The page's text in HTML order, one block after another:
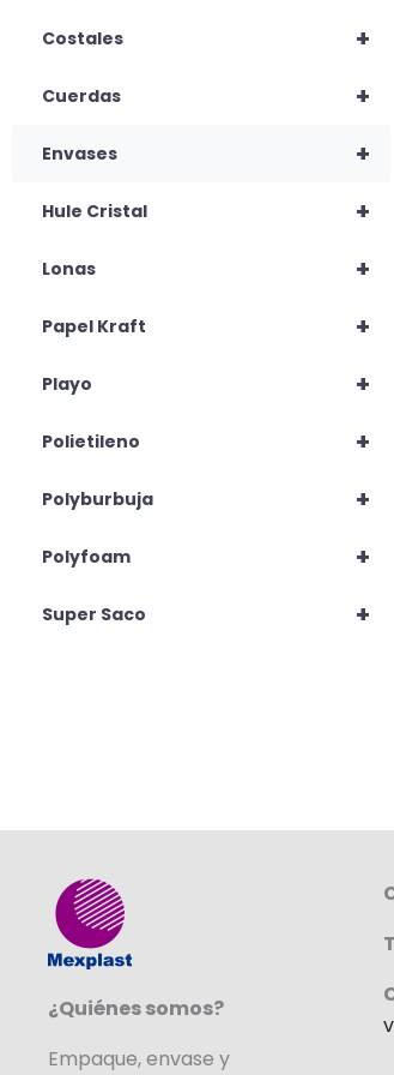
+
Costales
+
Cuerdas
+
Envases
+
Hule Cristal
+
Lonas
+
Papel Kraft
+
Playo
+
Polietileno
+
Polyburbuja
+
Polyfoam
+
Super Saco
¿Quiénes somos?
Empaque, envase y